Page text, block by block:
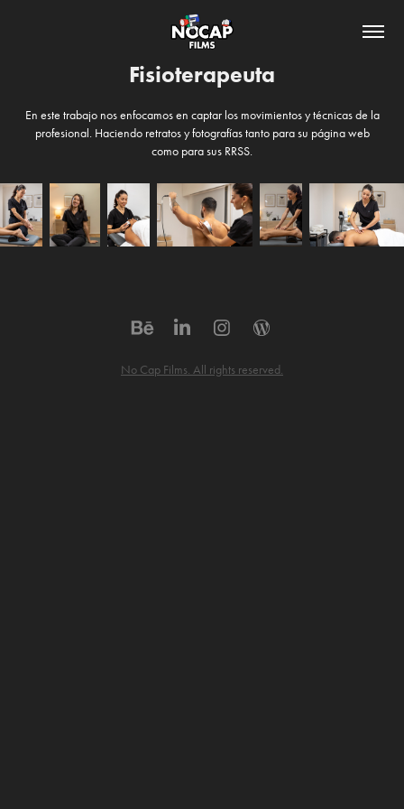
Fisioterapeuta
En este trabajo nos enfocamos en captar los movimientos y técnicas de la
profesional. Haciendo retratos y fotografías tanto para su página web
como para sus RRSS.
No Cap Films. All rights reserved.